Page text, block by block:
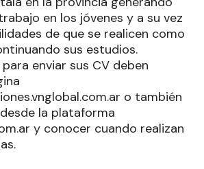
en los jóvenes y a su vez
de que se realicen como
sus estudios.
enviar sus CV deben
o también
la plataforma
y conocer cuando realizan